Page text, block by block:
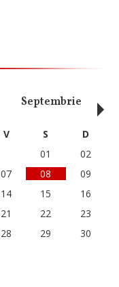
Septembrie
V S
D
01
02
07 08
09
14 15
16
21 22
23
28 29
30